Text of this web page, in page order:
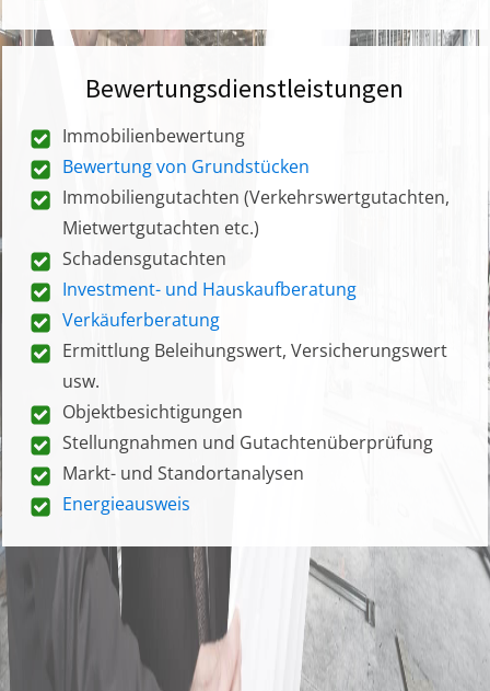
Bewertungsdienstleistungen
Immobilienbewertung
Bewertung von Grundstücken
Immobiliengutachten (Verkehrswertgutachten,
Mietwertgutachten etc.)
Schadensgutachten
Investment- und Hauskaufberatung
Verkäuferberatung
Ermittlung Beleihungswert, Versicherungswert
usw.
Objektbesichtigungen
Stellungnahmen und Gutachtenüberprüfung
Markt- und Standortanalysen
Energieausweis